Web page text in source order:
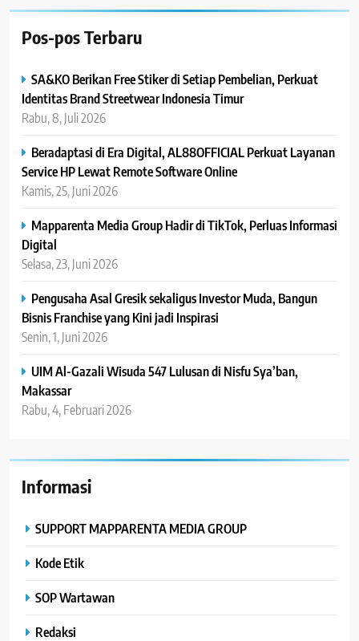
Pos-pos Terbaru
SA&KO Berikan Free Stiker di Setiap Pembelian, Perkuat
Identitas Brand Streetwear Indonesia Timur
Rabu, 8, Juli 2026
Beradaptasi di Era Digital, AL88OFFICIAL Perkuat Layanan
Service HP Lewat Remote Software Online
Kamis, 25, Juni 2026
Mapparenta Media Group Hadir di TikTok, Perluas Informasi
Digital
Selasa, 23, Juni 2026
Pengusaha Asal Gresik sekaligus Investor Muda, Bangun
Bisnis Franchise yang Kini jadi Inspirasi
Senin, 1, Juni 2026
UIM Al-Gazali Wisuda 547 Lulusan di Nisfu Sya’ban,
Makassar
Rabu, 4, Februari 2026
Informasi
SUPPORT MAPPARENTA MEDIA GROUP
Kode Etik
SOP Wartawan
Redaksi